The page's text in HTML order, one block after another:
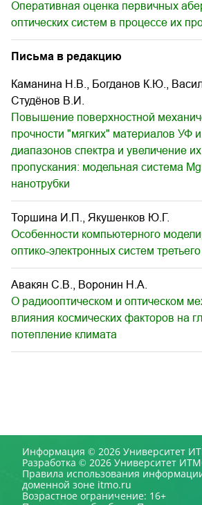
Оперативная оценка первичных
оптических систем в процессе их
Письма в редакцию
Каманина Н.В., Богданов К.Ю.,
Студёнов В.И.
Повышение поверхностной
прочности "мягких" материалов УФ
диапазонов спектра и увеличение
пропускания: модельная система
нанотрубки
Торшина И.П., Якушенков Ю.Г.
Особенности компьютерного
оптико-электронных систем
Авакян С.В., Воронин Н.А.
О радиооптическом и оптическом
влияния космических факторов на
потепление климата
Информация © 2026 Университет
Разработка © 2026 Университет
Правила использования
доменной зоне itmo.ru
Возрастное ограничение: 16+